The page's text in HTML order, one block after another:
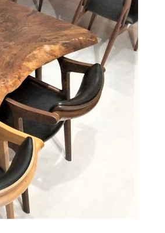
NEWS
EVENT
BLOG
メディア美術協力実績